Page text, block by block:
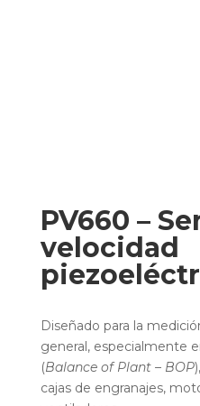
PV660 –
velocidad
Diseñado para la
general, especialmente
(Balance of Plant – BOP
cajas de engranajes,